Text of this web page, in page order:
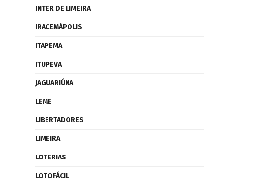
INTER DE LIMEIRA
IRACEMÁPOLIS
ITAPEMA
ITUPEVA
JAGUARIÚNA
LEME
LIBERTADORES
LIMEIRA
LOTERIAS
LOTOFÁCIL